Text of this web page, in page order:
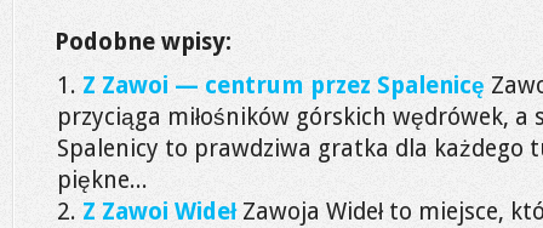
Podobne wpisy:
Z Zawoi — centrum przez Spalenicę
przyciąga miłośników górskich wędrówek, a
Spalenicy to prawdziwa gratka dla każdego
piękne...
Z Zawoi Wideł Zawoja Wideł to miejsce,